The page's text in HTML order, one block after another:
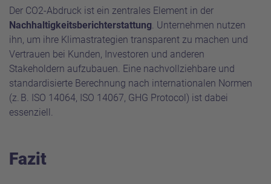
Der CO2-Abdruck ist ein zentrales Element in der
Nachhaltigkeitsberichterstattung. Unternehmen nutzen
ihn, um ihre Klimastrategien transparent zu machen und
Vertrauen bei Kunden, Investoren und anderen
Stakeholdern aufzubauen. Eine nachvollziehbare und
standardisierte Berechnung nach internationalen Normen
(z. B. ISO 14064, ISO 14067, GHG Protocol) ist dabei
essenziell.
Fazit